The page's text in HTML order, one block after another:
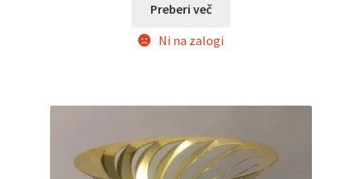
Preberi več
Ni na zalogi